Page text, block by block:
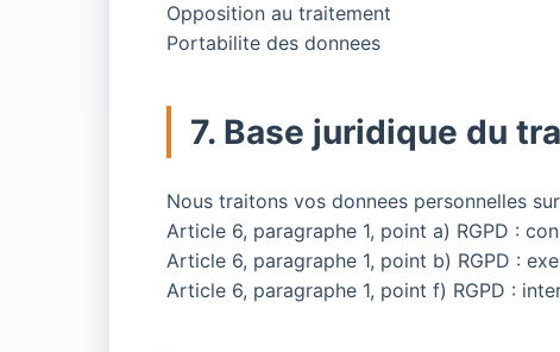
Opposition au traitement
Portabilite des donnees
7. Base juridique du
Nous traitons vos donnees personnelles
Article 6, paragraphe 1, point a) RGPD :
Article 6, paragraphe 1, point b) RGPD :
Article 6, paragraphe 1, point f) RGPD :